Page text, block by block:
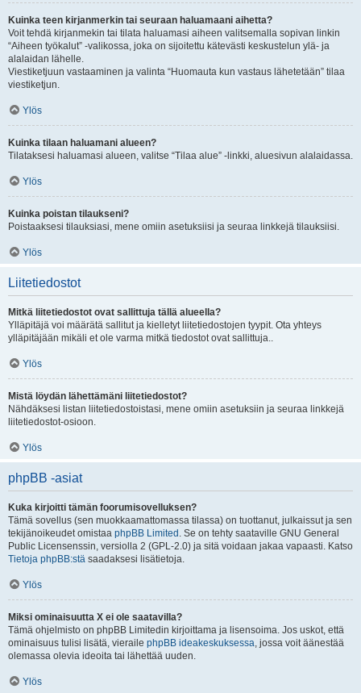
Kuinka teen kirjanmerkin tai seuraan haluamaani aihetta?
Voit tehdä kirjanmekin tai tilata haluamasi aiheen valitsemalla sopivan linkin
“Aiheen työkalut” -valikossa, joka on sijoitettu kätevästi keskustelun ylä- ja
alalaidan lähelle.
Viestiketjuun vastaaminen ja valinta “Huomauta kun vastaus lähetetään” tilaa
viestiketjun.
Ylös
Kuinka tilaan haluamani alueen?
Tilataksesi haluamasi alueen, valitse “Tilaa alue” -linkki, aluesivun alalaidassa.
Ylös
Kuinka poistan tilaukseni?
Poistaaksesi tilauksiasi, mene omiin asetuksiisi ja seuraa linkkejä tilauksiisi.
Ylös
Liitetiedostot
Mitkä liitetiedostot ovat sallittuja tällä alueella?
Ylläpitäjä voi määrätä sallitut ja kielletyt liitetiedostojen tyypit. Ota yhteys
ylläpitäjään mikäli et ole varma mitkä tiedostot ovat sallittuja..
Ylös
Mistä löydän lähettämäni liitetiedostot?
Nähdäksesi listan liitetiedostoistasi, mene omiin asetuksiin ja seuraa linkkejä
liitetiedostot-osioon.
Ylös
phpBB -asiat
Kuka kirjoitti tämän foorumisovelluksen?
Tämä sovellus (sen muokkaamattomassa tilassa) on tuottanut, julkaissut ja sen
tekijänoikeudet omistaa phpBB Limited . Se on tehty saataville GNU General
Public Licensenssin, versiolla 2 (GPL-2.0) ja sitä voidaan jakaa vapaasti. Katso
Tietoja phpBB:stä saadaksesi lisätietoja.
Ylös
Miksi ominaisuutta X ei ole saatavilla?
Tämä ohjelmisto on phpBB Limitedin kirjoittama ja lisensoima. Jos uskot, että
ominaisuus tulisi lisätä, vieraile phpBB ideakeskuksessa, jossa voit äänestää
olemassa olevia ideoita tai lähettää uuden.
Ylös